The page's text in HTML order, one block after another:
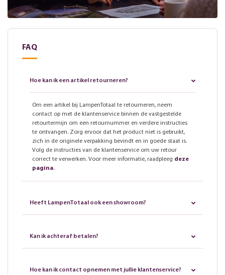
FAQ
Hoe kan ik een artikel retourneren?
Om een artikel bij LampenTotaal te retourneren, neem
contact op met de klantenservice binnen de vastgestelde
retourtermijn om een retournummer en verdere instructies
te ontvangen. Zorg ervoor dat het product niet is gebruikt,
zich in de originele verpakking bevindt en in goede staat is.
Volg de instructies van de klantenservice om uw retour
correct te verwerken. Voor meer informatie, raadpleeg deze
pagina.
Heeft LampenTotaal ook een showroom?
Kan ik achteraf betalen?
Hoe kan ik contact opnemen met jullie klantenservice?